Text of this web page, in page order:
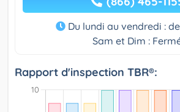
Du lundi au vendredi :
Sam et Dim :
Rapport d'inspection TBR®: